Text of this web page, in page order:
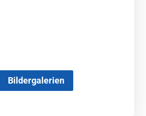
Bildergalerien